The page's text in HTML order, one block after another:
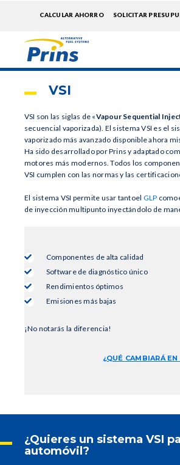
TOPMENU
CALCULAR AHORRO SOLICITAR
VSI
VSI son las siglas de «Vapour Sequential
secuencial vaporizada). El sistema VSI es el
vaporizado más avanzado disponible ahora
Ha sido desarrollado por Prins y adaptado
motores más modernos. Todos los
VSI cumplen con las normas y las
El sistema VSI permite usar tantoel GLP
de inyección multipunto inyectándolo de
Componentes de alta calidad
Software de diagnóstico único
Rendimientos óptimos
Emisiones más bajas
¡No notarás la diferencia!
¿QUÉ CAMBIARÁ
¿Quieres un sistema VSI
automóvil?